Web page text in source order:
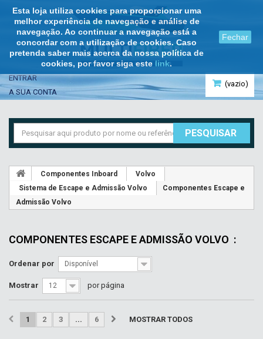
Esta loja utiliza cookies para proporcionar uma
melhor experiência de navegação e análise de
navegação. Ao continuar a navegação está a
concordar com a utilização de cookies. Caso
pretenda saber mais acerca da nossa política de
cookies, por favor siga este link.
Fechar
(vazio)
ENTRAR
A SUA CONTA
PESQUISAR
Componentes Inboard
Volvo
Sistema de Escape e Admissão Volvo
Componentes Escape e
Admissão Volvo
COMPONENTES ESCAPE E ADMISSÃO VOLVO :
Ordenar por Disponível
Mostrar 12 por página
MOSTRAR TODOS
1 2 3 ... 6